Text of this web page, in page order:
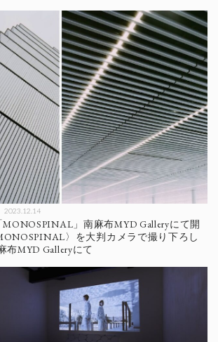
2023.12.14
」南麻布MYD Galleryにて開
〉を大判カメラで撮り下ろし
布MYD Galleryにて